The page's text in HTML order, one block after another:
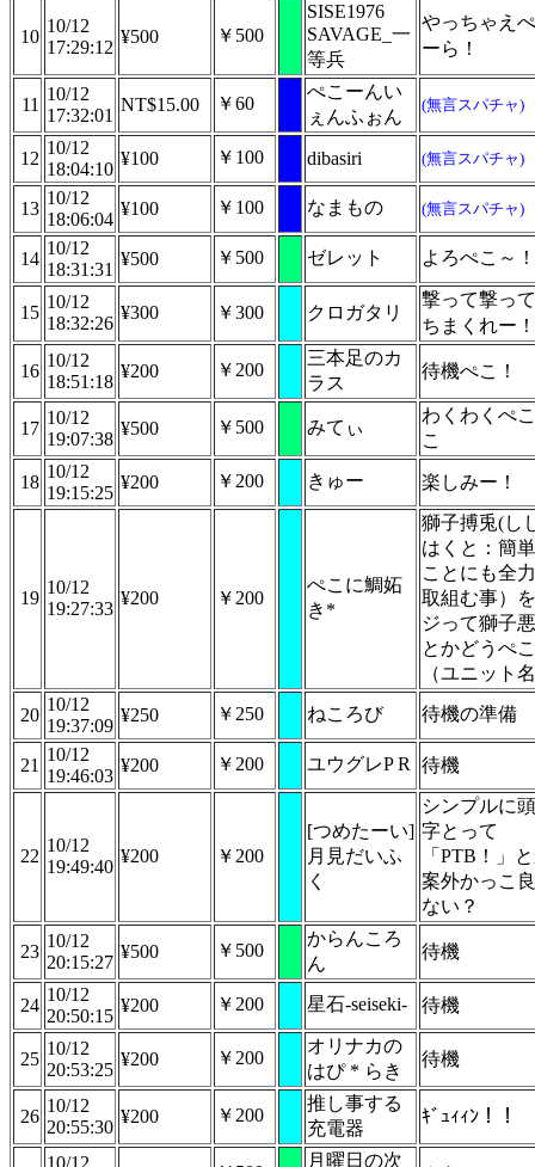
10
10/12
17:29:12
¥500 ￥500
SISE1976
SAVAGE_一
等兵
やっちゃえ
ーら！
11
10/12
17:32:01
NT$15.00 ￥60
ぺこーんい
ぇんふぉん
(無言スパチャ)
12
10/12
18:04:10
¥100 ￥100 dibasiri (無言スパチャ)
13
10/12
18:06:04
¥100 ￥100 なまもの (無言スパチャ)
14
10/12
18:31:31
¥500 ￥500 ゼレット よろぺこ～！
15
10/12
18:32:26
¥300 ￥300 クロガタリ
撃って撃っ
ちまくれー！
16
10/12
18:51:18
¥200 ￥200
三本足のカ
ラス
待機ぺこ！
17
10/12
19:07:38
¥500 ￥500 みてぃ
わくわくぺ
こ
18
10/12
19:15:25
¥200 ￥200 きゅー 楽しみー！
19
10/12
19:27:33
¥200 ￥200
ぺこに鯛妬
き*
獅子搏兎(し
はくと：簡
ことにも全
取組む事）
ジって獅子
とかどうぺ
（ユニット
20
10/12
19:37:09
¥250 ￥250 ねころび 待機の準備
21
10/12
19:46:03
¥200 ￥200 ユウグレP R 待機
22
10/12
19:49:40
¥200 ￥200
[つめたーい]
月見だいふ
く
シンプルに
字とって
「PTB！」
案外かっこ
ない？
23
10/12
20:15:27
¥500 ￥500
からんころ
ん
待機
24
10/12
20:50:15
¥200 ￥200 星石-seiseki- 待機
25
10/12
20:53:25
¥200 ￥200
オリナカの
はぴ * らき
待機
26
10/12
20:55:30
¥200 ￥200
推し事する
充電器
ｷﾞｭｨｨﾝ！！
10/12
月曜日の次